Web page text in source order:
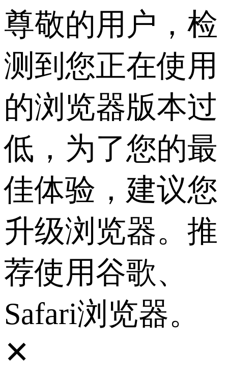
尊敬的用户，检
测到您正在使用
的浏览器版本过
低，为了您的最
佳体验，建议您
升级浏览器。推
荐使用谷歌、
Safari浏览器。
✕